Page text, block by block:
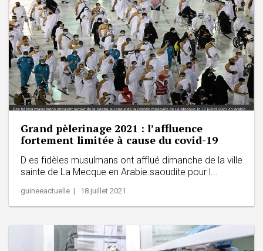
Grand pèlerinage 2021 : l’affluence
fortement limitée à cause du covid-19
D es fidèles musulmans ont afflué dimanche de la ville
sainte de La Mecque en Arabie saoudite pour l...
guineeactuelle | 18 juillet 2021